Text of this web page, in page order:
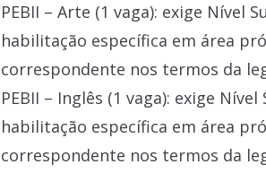
PEBII – Arte (1 vaga): exige Nível
habilitação específica em área
correspondente nos termos da
PEBII – Inglês (1 vaga): exige
habilitação específica em área
correspondente nos termos da